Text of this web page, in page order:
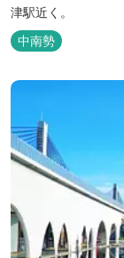
津駅近く。
中南勢